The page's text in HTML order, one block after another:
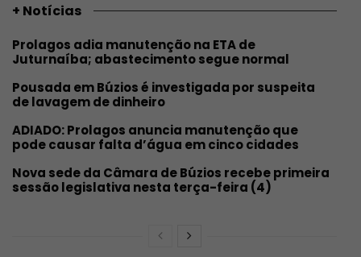
+ Notícias
Prolagos adia manutenção na ETA de
Juturnaíba; abastecimento segue normal
Pousada em Búzios é investigada por suspeita
de lavagem de dinheiro
ADIADO: Prolagos anuncia manutenção que
pode causar falta d’água em cinco cidades
Nova sede da Câmara de Búzios recebe primeira
sessão legislativa nesta terça-feira (4)